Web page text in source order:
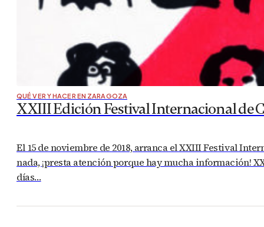
QUÉ VER Y HACER EN ZARAGOZA
XXIII Edición Festival Internacional de
El 15 de noviembre de 2018, arranca el XXIII Festival
nada, ¡presta atención porque hay mucha información!
días…